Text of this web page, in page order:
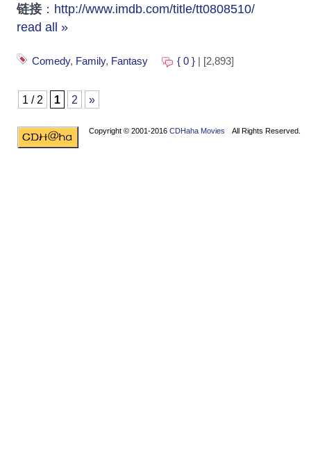
链接 ： http://www.imdb.com/title/tt0808510/
read all »
Comedy, Family, Fantasy { 0 } | [2,893]
1 / 2 1 2 »
Copyright © 2001-2016 CDHaha Movies All Rights Reserved.